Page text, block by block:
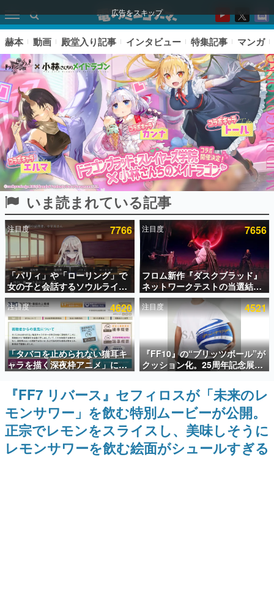
広告をスキップ
ピックアップ
電ファミのいま読まれている記事ランキング
アプリセール情報
インタビュー
連載・特集一覧
殿堂入り記事
SNS拡散数が数千以上！ ページビュー数万以上！ などな
ど。多くの人々に読まれた、電ファミ渾身の“殿堂入り”記
事をまとめました。
ゲームの企画書
名作ゲームクリエイターの方々に製作時のエピソードをお
聞きし、ヒットする企画（ゲーム）とは何か？を探ってい
きます。
赫本
この物語を解いてはいけない。『赫本』は、〈試験問題〉
赫本 動画 殿堂入り記事 インタビュー 特集記事 マンガ
いま読まれている記事
注目度 7766
「パリィ」や「ローリング」で
女の子と会話するソウルライク
恋愛ゲーム『小早川さんはソウ
ルライク』無料公開。返事に失
敗すると「YOU DIED」
注目度 7656
フロム新作『ダスクブラッド』
ネットワークテストの当選結果
が8月7日22時に発表。応募サイ
トのマイページから確認可能、
テスト実施は8月21日～24日
注目度 4620
「タバコを止められない猫耳キ
ャラを描く深夜枠アニメ」に視
聴者の一部から批判意見。違法
薬物の使用と思しき描写も含め
て、BPOが議論を交わす
注目度 4521
『FF10』の“ブリッツボール”が
クッション化。25周年記念展
「FINAL FANTASY X
MUSEUM-幻光の記憶-」のグッ
ズ情報が一部公開
『FF7 リバース』セフィロスが「未来のレ
モンサワー」を飲む特別ムービーが公開。
正宗でレモンをスライスし、美味しそうに
レモンサワーを飲む絵面がシュールすぎる